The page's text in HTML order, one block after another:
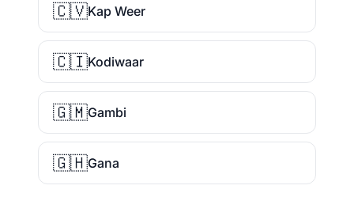
🇨🇻Kap Weer
🇨🇮Kodiwaar
🇬🇲Gambi
🇬🇭Gana